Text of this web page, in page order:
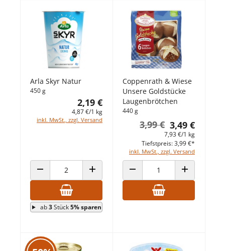
Arla Skyr Natur
450 g
2,19 €
4,87 €/1 kg
inkl. MwSt., zzgl. Versand
ANZAHL VERRINGERNANZAHL ERHÖHEN
ab3Stück5% sparen
Coppenrath & Wiese
Unsere Goldstücke
Laugenbrötchen
440 g
3,49 €
3,99 €
7,93 €/1 kg
inkl. MwSt., zzgl. Versand
Tiefstpreis: 3,99 €*
ANZAHL VERRINGERNANZAHL